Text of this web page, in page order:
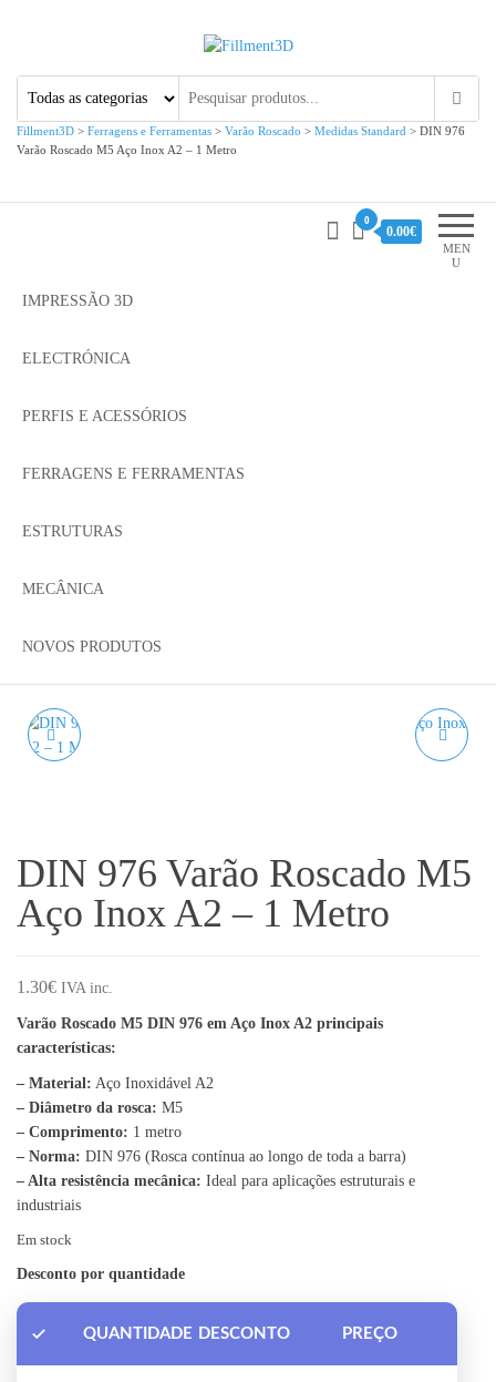
Fillment3D
Fillment3D > Ferragens e Ferramentas > Varão Roscado > Medidas Standard > DIN 976
Varão Roscado M5 Aço Inox A2 – 1 Metro
MEN
U
0
0.00€
IMPRESSÃO 3D
ELECTRÓNICA
PERFIS E ACESSÓRIOS
FERRAGENS E FERRAMENTAS
ESTRUTURAS
MECÂNICA
NOVOS PRODUTOS
DIN 976 Varão Roscado M5
Aço Inox A2 – 1 Metro
1.30€ IVA inc.
Varão Roscado M5 DIN 976 em Aço Inox A2 principais
características:
– Material: Aço Inoxidável A2
– Diâmetro da rosca: M5
– Comprimento: 1 metro
– Norma: DIN 976 (Rosca contínua ao longo de toda a barra)
– Alta resistência mecânica: Ideal para aplicações estruturais e
industriais
Em stock
Desconto por quantidade
QUANTIDADE DESCONTO PREÇO